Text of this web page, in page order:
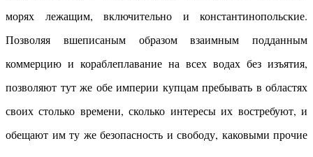
морях лежащим, включительно и константинопольские.
Позволяя вшеписаным образом взаимным подданным
коммерцию и кораблеплавание на всех водах без изъятия,
позволяют тут же обе империи купцам пребывать в областях
своих столько времени, сколько интересы их востребуют, и
обещают им ту же безопасность и свободу, каковыми прочие